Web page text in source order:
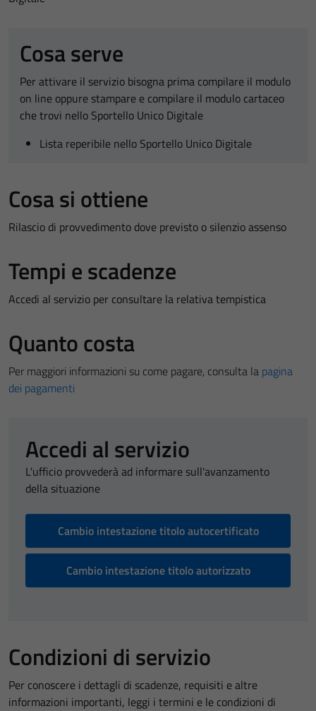
Cosa serve
Per attivare il servizio bisogna prima compilare il modulo
on line oppure stampare e compilare il modulo cartaceo
che trovi nello Sportello Unico Digitale
Lista reperibile nello Sportello Unico Digitale
Cosa si ottiene
Rilascio di provvedimento dove previsto o silenzio assenso
Tempi e scadenze
Accedi al servizio per consultare la relativa tempistica
Quanto costa
Per maggiori informazioni su come pagare, consulta la pagina
dei pagamenti
Accedi al servizio
L'ufficio provvederà ad informare sull'avanzamento
della situazione
Cambio intestazione titolo autocertificato
Cambio intestazione titolo autorizzato
Condizioni di servizio
Per conoscere i dettagli di scadenze, requisiti e altre
informazioni importanti, leggi i termini e le condizioni di